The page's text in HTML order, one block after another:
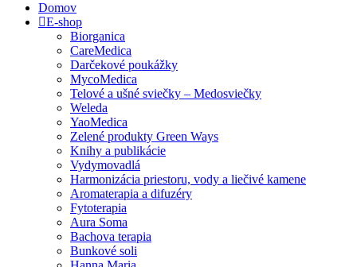
Domov
E-shop
Biorganica
CareMedica
Darčekové poukážky
MycoMedica
Telové a ušné sviečky – Medosviečky
Weleda
YaoMedica
Zelené produkty Green Ways
Knihy a publikácie
Vydymovadlá
Harmonizácia priestoru, vody a liečivé kamene
Aromaterapia a difuzéry
Fytoterapia
Aura Soma
Bachova terapia
Bunkové soli